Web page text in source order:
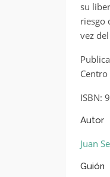
su
riesgo
vez
ISBN:
Autor
Juan
Guión